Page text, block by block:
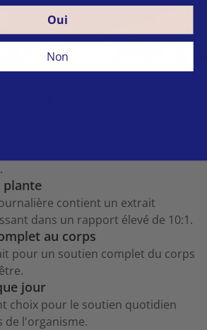
plante
contient un extrait
dans un rapport élevé de 10:1.
au corps
pour un soutien complet du corps
jour
choix pour le soutien quotidien
de l'organisme.
Oui
Non